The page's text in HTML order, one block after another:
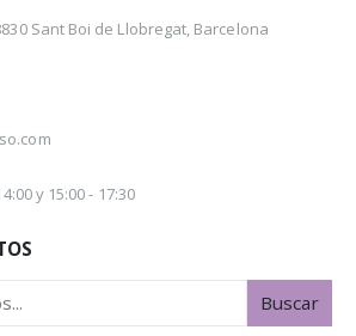
Sant Boi de Llobregat, Barcelona
y 15:00 - 17:30
Buscar